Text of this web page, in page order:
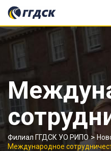
Skip
content
Филиал ГГДСК УО РИПО>
Международное